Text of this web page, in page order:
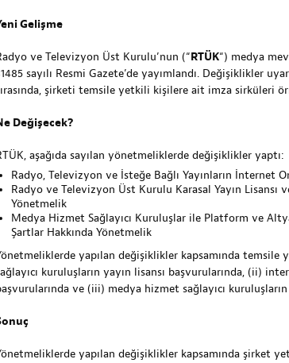
Gelişme
ve Televizyon Üst Kurulu’nun (“RTÜK“) medya
sayılı Resmi Gazete’de yayımlandı. Değişiklikler
şirketi temsile yetkili kişilere ait imza sirküleri
Değişecek?
aşağıda sayılan yönetmeliklerde değişiklikler yaptı:
Radyo, Televizyon ve İsteğe Bağlı Yayınların İnternet
Radyo ve Televizyon Üst Kurulu Karasal Yayın Lisansı
Yönetmelik
Medya Hizmet Sağlayıcı Kuruluşlar ile Platform ve
Şartlar Hakkında Yönetmelik
yapılan değişiklikler kapsamında
kuruluşların yayın lisansı başvurularında, (ii)
ve (iii) medya hizmet sağlayıcı
yapılan değişiklikler kapsamında şirket